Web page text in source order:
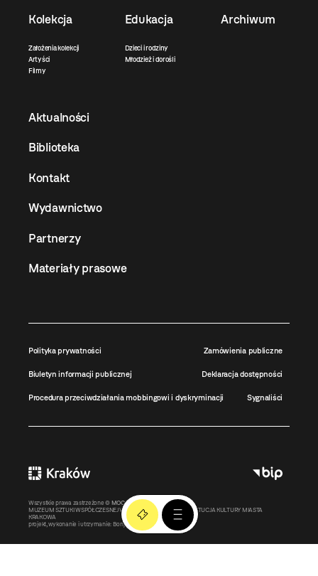
Kolekcja
Założenia kolekcji
Artyści
Filmy
Edukacja
Dzieci i rodziny
Młodzież i dorośli
Archiwum
Aktualności
Biblioteka
Kontakt
Wydawnictwo
Partnerzy
Materiały prasowe
Polityka prywatności Zamówienia publiczne
Biuletyn informacji publicznej Deklaracja dostępności
Procedura przeciwdziałania mobbingowi i dyskryminacji Sygnaliści
Wszystkie prawa zastrzeżone © MOCAK2011-2026
MUZEUM SZTUKI WSPÓŁCZESNEJ W KRAKOWIE MOCAK – INSTYTUCJA KULTURY MIASTA
KRAKOWA
projekt, wykonanie i utrzymanie: Bonjour.pl